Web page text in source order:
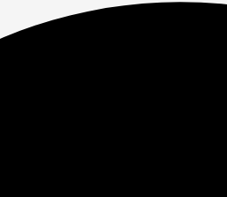
похорон